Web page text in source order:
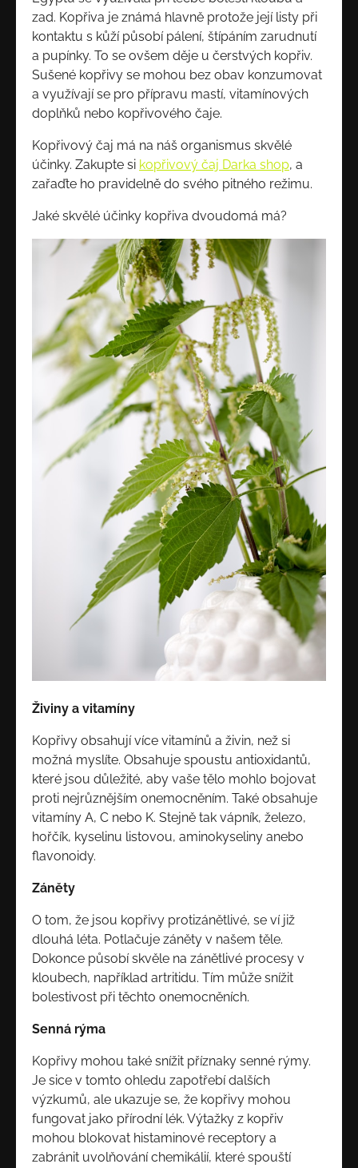
zad. Kopřiva je známá hlavně protože její listy při
kontaktu s kůží působí pálení, štípáním zarudnutí
a pupínky. To se ovšem děje u čerstvých kopřiv.
Sušené kopřivy se mohou bez obav konzumovat
a využívají se pro přípravu mastí, vitamínových
doplňků nebo kopřivového čaje.
Kopřivový čaj má na náš organismus skvělé
účinky. Zakupte si kopřivový čaj Darka shop, a
zařaďte ho pravidelně do svého pitného režimu.
Jaké skvělé účinky kopřiva dvoudomá má?
Živiny a vitamíny
Kopřivy obsahují více vitamínů a živin, než si
možná myslíte. Obsahuje spoustu antioxidantů,
které jsou důležité, aby vaše tělo mohlo bojovat
proti nejrůznějším onemocněním. Také obsahuje
vitamíny A, C nebo K. Stejně tak vápník, železo,
hořčík, kyselinu listovou, aminokyseliny anebo
flavonoidy.
Záněty
O tom, že jsou kopřivy protizánětlivé, se ví již
dlouhá léta. Potlačuje záněty v našem těle.
Dokonce působí skvěle na zánětlivé procesy v
kloubech, například artritidu. Tím může snížit
bolestivost při těchto onemocněních.
Senná rýma
Kopřivy mohou také snížit příznaky senné rýmy.
Je sice v tomto ohledu zapotřebí dalších
výzkumů, ale ukazuje se, že kopřivy mohou
fungovat jako přírodní lék. Výtažky z kopřiv
mohou blokovat histaminové receptory a
zabránit uvolňování chemikálií, které spouští